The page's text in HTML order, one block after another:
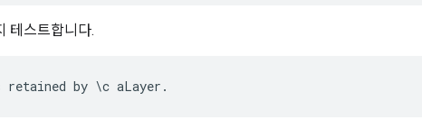
테스트합니다.
by \c aLayer.